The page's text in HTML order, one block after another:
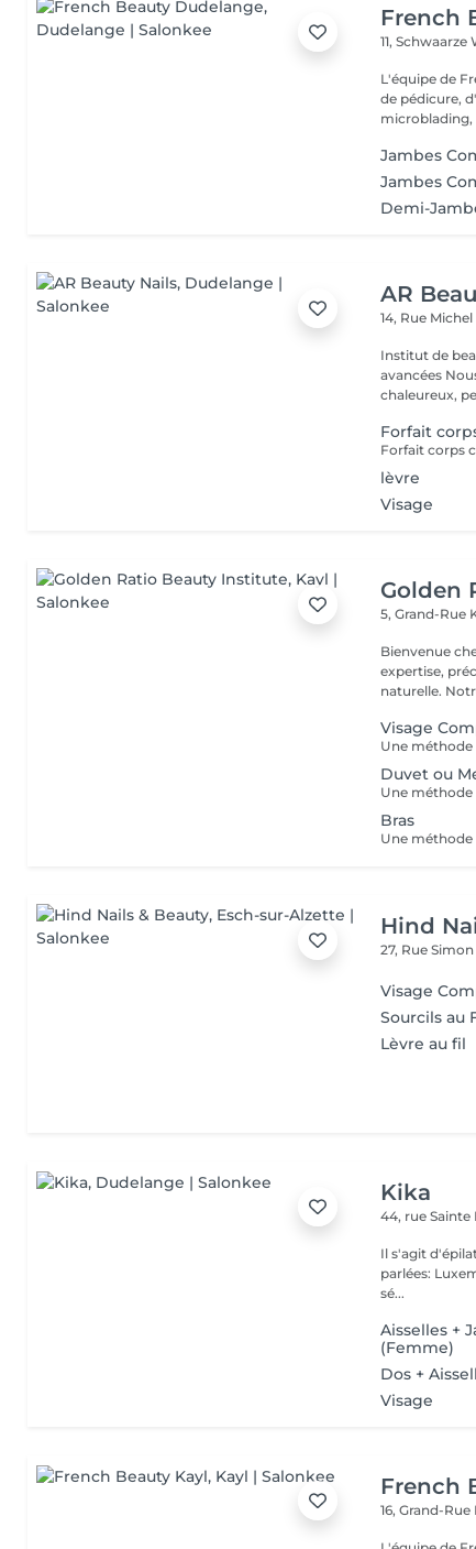
French
11, Schwaarze
L'équipe de
de pédicure,
microblading,
Jambes
Jambes
Demi-
AR
14, Rue
Institut de
avancées Nous vous accueillons dans un espace moderne et
chaleureux,
Forfait
lèvre
Visage
Golden
5, Grand-Rue
Bienvenue chez GOLDEN
expertise,
Visage
Duvet ou
Bras
Hind
27, Rue
Visage
Sourcils au
Lèvre au fil
Kika
44, rue Sainte
Il s'agit d'épilation à laser!! Pas
parlées:
sé...
Aisselles +
(Femme)
Dos +
Visage
French
16, Grand-Rue